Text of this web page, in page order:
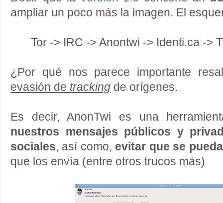
ampliar un poco más la imagen. El
Tor -> IRC -> Anontwi -> Identi.ca ->
¿Por qué nos parece importante
evasión de tracking de orígenes.
Es decir, AnonTwi es una
nuestros mensajes públicos y
sociales, así como, evitar que se
que los envía (entre otros trucos más)